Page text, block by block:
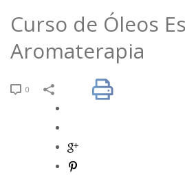
Curso de Óleos
Aromaterapia
0